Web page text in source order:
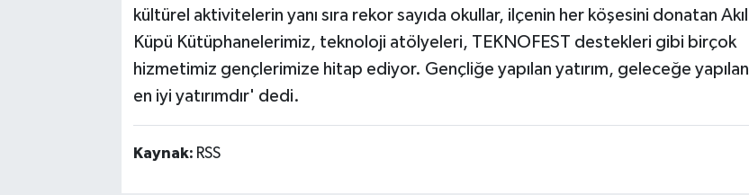
kültürel aktivitelerin yanı sıra rekor sayıda okullar, ilçenin her köşesini donatan Akıl
Küpü Kütüphanelerimiz, teknoloji atölyeleri, TEKNOFEST destekleri gibi birçok
hizmetimiz gençlerimize hitap ediyor. Gençliğe yapılan yatırım, geleceğe yapılan
en iyi yatırımdır' dedi.
Kaynak: RSS